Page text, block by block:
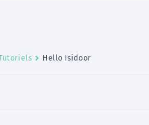
(ISI News), …Hello Isidoor